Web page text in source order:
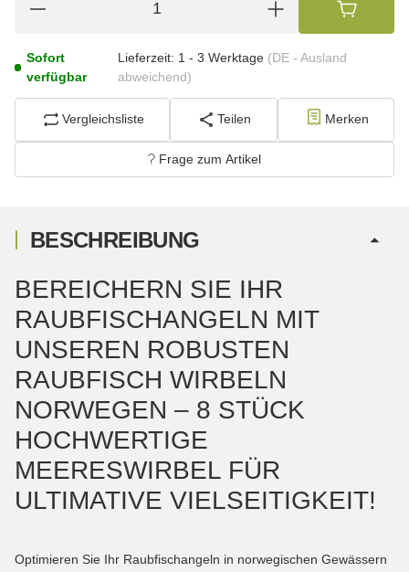
Sofort
verfügbar
Lieferzeit: 1 - 3 Werktage (DE - Ausland
abweichend)
Vergleichsliste Teilen Merken
Frage zum Artikel
BESCHREIBUNG
BEREICHERN SIE IHR
RAUBFISCHANGELN MIT
UNSEREN ROBUSTEN
RAUBFISCH WIRBELN
NORWEGEN – 8 STÜCK
HOCHWERTIGE
MEERESWIRBEL FÜR
ULTIMATIVE VIELSEITIGKEIT!
Optimieren Sie Ihr Raubfischangeln in norwegischen Gewässern